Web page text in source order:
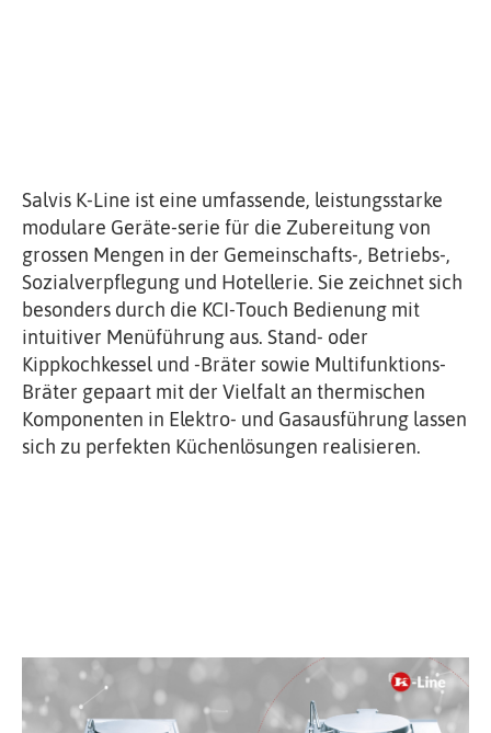
Salvis K-Line ist eine umfassende, leistungsstarke
modulare Geräte-serie für die Zubereitung von
grossen Mengen in der Gemeinschafts-, Betriebs-,
Sozialverpflegung und Hotellerie. Sie zeichnet sich
besonders durch die KCI-Touch Bedienung mit
intuitiver Menüführung aus. Stand- oder
Kippkochkessel und -Bräter sowie Multifunktions-
Bräter gepaart mit der Vielfalt an thermischen
Komponenten in Elektro- und Gasausführung lassen
sich zu perfekten Küchenlösungen realisieren.